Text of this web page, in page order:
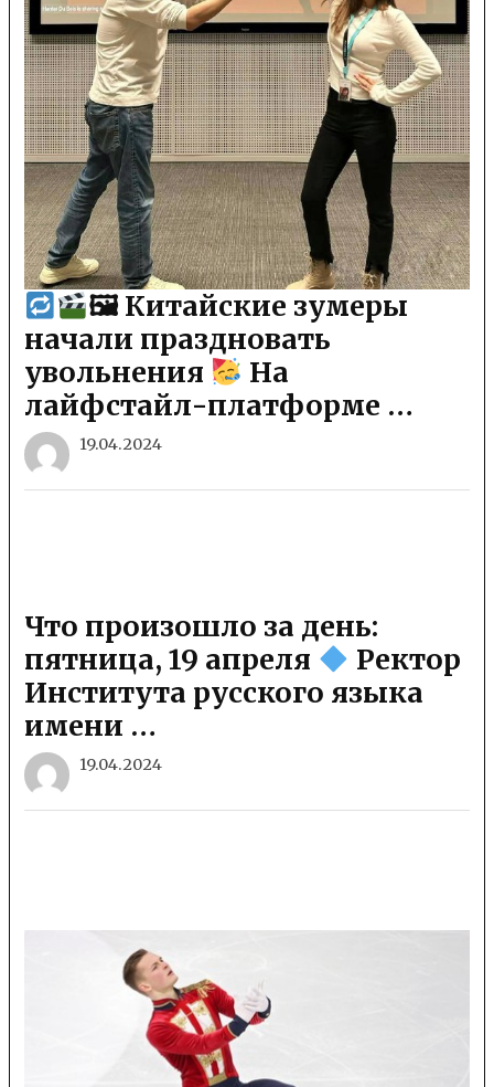
🖼 Китайские зумеры
начали праздновать
увольнения
На
лайфстайл-платформе …
19.04.2024
Что произошло за день:
пятница, 19 апреля
Ректор
Института русского языка
имени …
19.04.2024